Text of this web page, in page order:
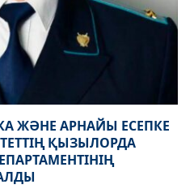
ЖӘНЕ АРНАЙЫ ЕСЕПКЕ
ҚЫЗЫЛОРДА